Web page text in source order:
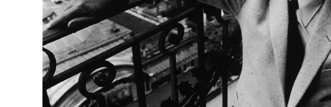
Pocket
Email